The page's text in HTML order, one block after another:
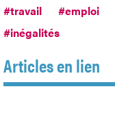
#travail #emploi
#inégalités
Articles en lien